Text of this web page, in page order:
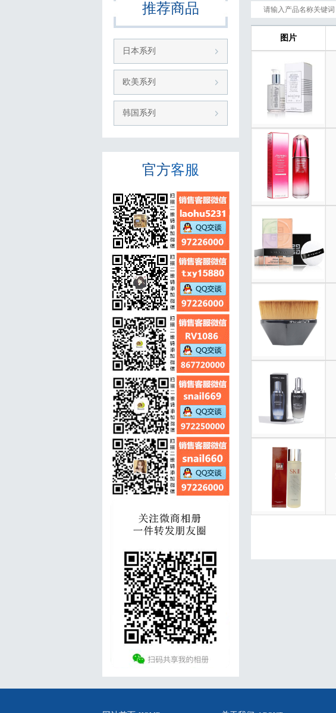
推荐商品
日本系列
欧美系列
韩国系列
官方客服
图片